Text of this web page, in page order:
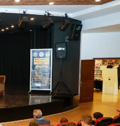
Kırklareli
Kırşehir
Kocaeli
Konya
Kütahya
Malatya